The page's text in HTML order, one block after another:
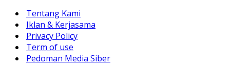
Tentang Kami
Iklan & Kerjasama
Privacy Policy
Term of use
Pedoman Media Siber